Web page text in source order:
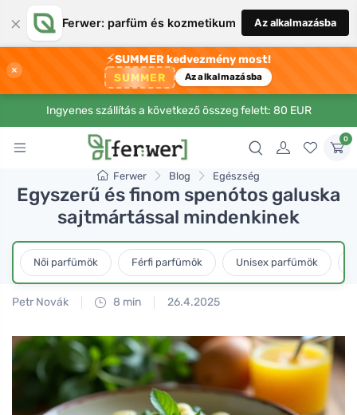
× Ferwer: parfüm és kozmetikum Az alkalmazásba
×
⚡SUMMER kedvezmény most!
SUMMER Az alkalmazásba
Ingyenes szállítás a következő összeg felett: 80 EUR
0
Ferwer Blog Egészség
Egyszerű és finom spenótos galuska
sajtmártással mindenkinek
Női parfümök Férfi parfümök Unisex parfümök
Petr Novák 8 min 26.4.2025